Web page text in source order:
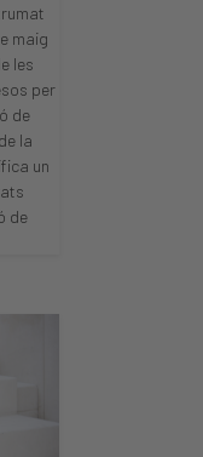
maig
les
per
de
la
un
de